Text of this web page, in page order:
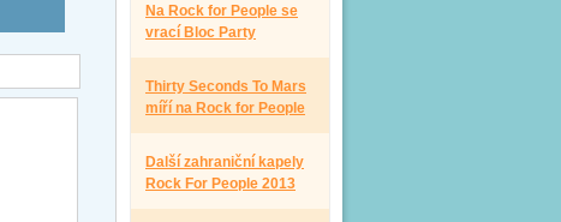
Na Rock for People se
vrací Bloc Party
Thirty Seconds To Mars
míří na Rock for People
Další zahraniční kapely
Rock For People 2013